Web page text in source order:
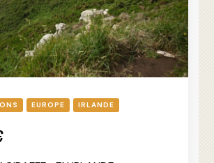
EUROPE IRLANDE